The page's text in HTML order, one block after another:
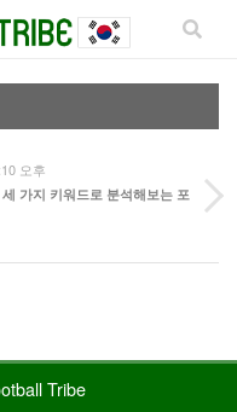
오후
가지 키워드로 분석해보는 포
Tribe